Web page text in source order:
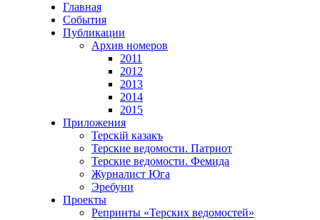
Главная
События
Публикации
Архив номеров
2011
2012
2013
2014
2015
Приложения
Терскiй казакъ
Терские ведомости. Патриот
Терские ведомости. Фемида
Журналист Юга
Эребуни
Проекты
Репринты «Терских ведомостей»